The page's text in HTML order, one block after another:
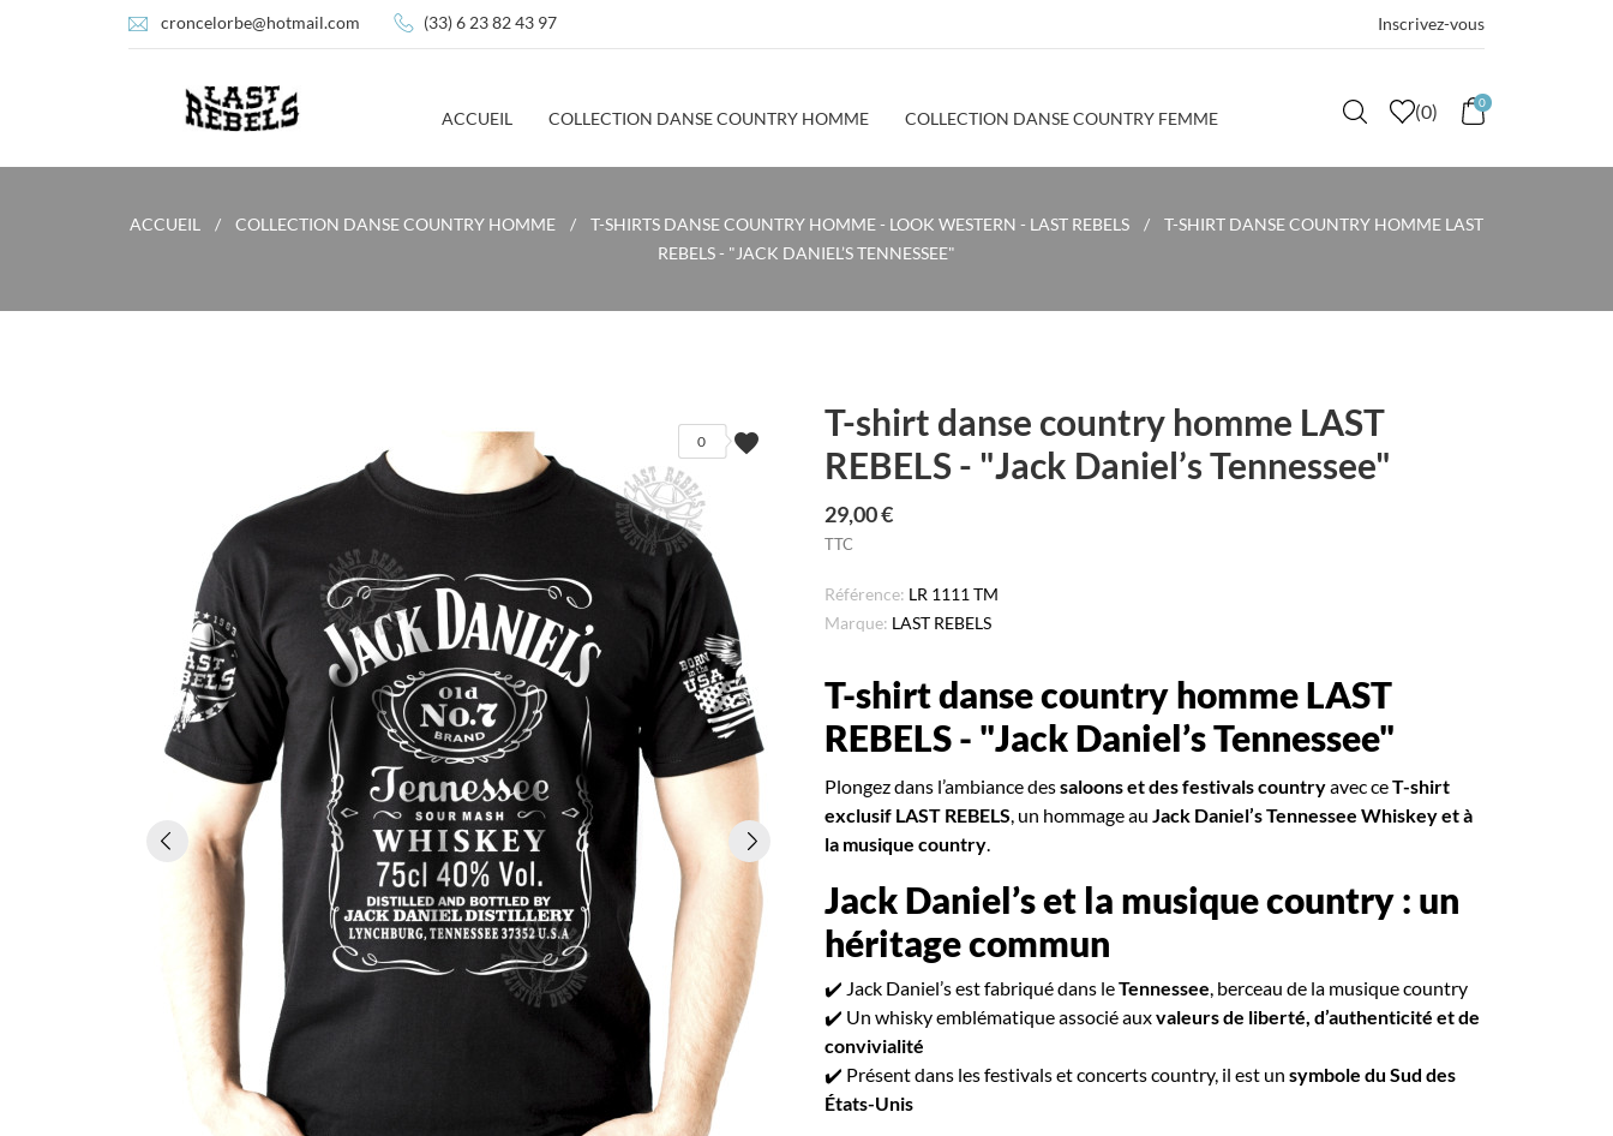
croncelorbe@hotmail.com (33) 6 23 82 43 97 Inscrivez-vous
ACCUEIL COLLECTION DANSE COUNTRY HOMME COLLECTION DANSE COUNTRY FEMME (0) 0
ACCUEIL COLLECTION DANSE COUNTRY HOMME T-SHIRTS DANSE COUNTRY HOMME - LOOK WESTERN - LAST REBELS
T-SHIRT DANSE COUNTRY HOMME LAST
REBELS - "JACK DANIEL’S TENNESSEE"
favorite
0
T-shirt danse country homme LAST
REBELS - "Jack Daniel’s Tennessee"
29,00 €
TTC
Référence: LR 1111 TM
Marque: LAST REBELS
T-shirt danse country homme LAST
REBELS - "Jack Daniel’s Tennessee"
Plongez dans l’ambiance dessaloons et des festivals countryavec ceT-shirt
exclusif LAST REBELS, un hommage au Jack Daniel’s Tennessee Whiskey et à
la musique country.
Jack Daniel’s et la musique country : un
héritage commun
✔️ Jack Daniel’s est fabriqué dans leTennessee, berceau de la musique country
✔️ Un whisky emblématique associé auxvaleurs de liberté, d’authenticité et de
convivialité
✔️ Présent dans les festivals et concerts country, il est un symbole du Sud des
États-Unis